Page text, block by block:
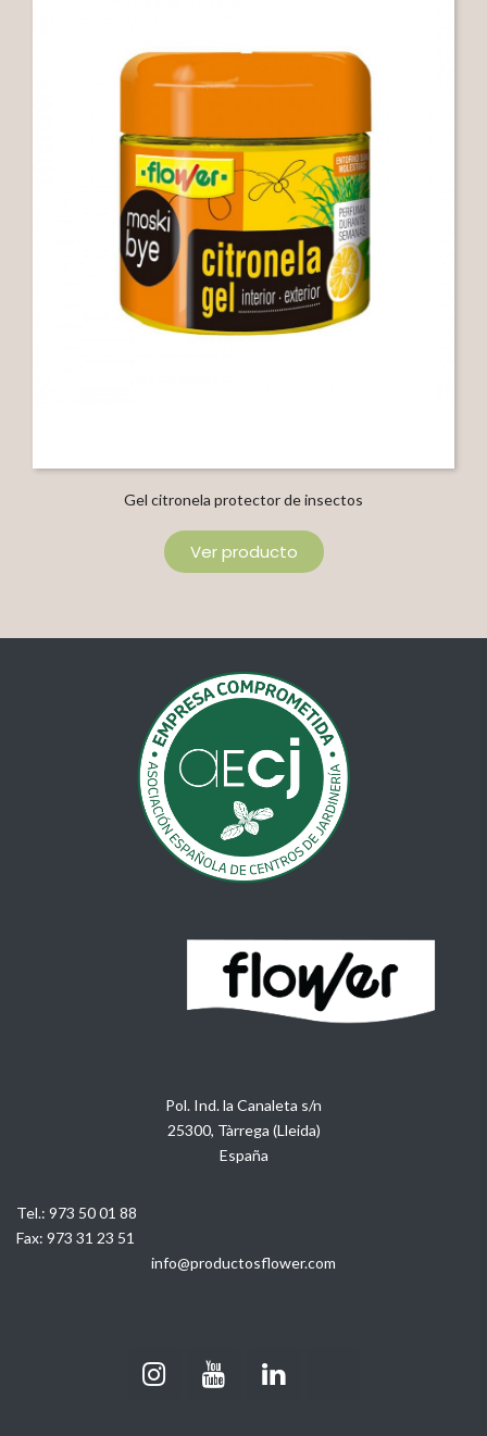
Gel citronela protector de insectos
Ver producto
Pol. Ind. la Canaleta s/n
25300, Tàrrega (Lleida)
España
Tel.: 973 50 01 88
Fax: 973 31 23 51
info@productosflower.com